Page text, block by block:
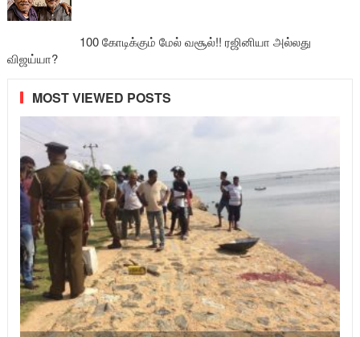
100 கோடிக்கும் மேல் வசூல்!! ரஜினியா அல்லது
விஜய்யா?
MOST VIEWED POSTS